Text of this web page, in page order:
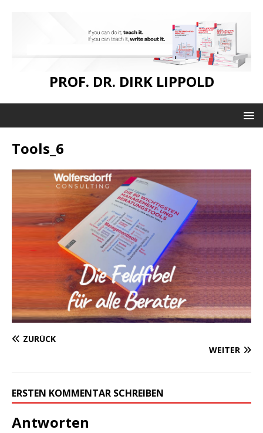
PROF. DR. DIRK LIPPOLD
Tools_6
ZURÜCK
WEITER
ERSTEN KOMMENTAR SCHREIBEN
Antworten